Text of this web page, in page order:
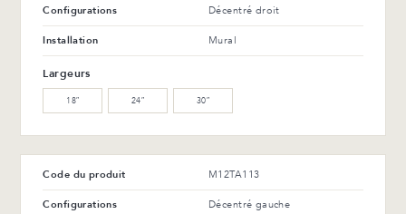
WB-154-TC Merisier ébène
Avantages et entretien
Configurations Décentré droit
Installation Mural
Largeurs
18″ 24″ 30″
Code du produit M12TA113
Configurations Décentré gauche